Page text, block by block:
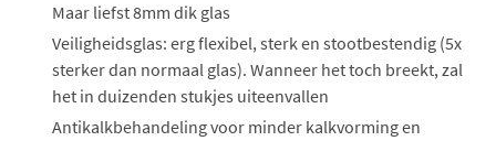
Maar liefst 8mm dik glas
Veiligheidsglas: erg flexibel, sterk en stootbestendig (5x
sterker dan normaal glas). Wanneer het toch breekt, zal
het in duizenden stukjes uiteenvallen
Antikalkbehandeling voor minder kalkvorming en